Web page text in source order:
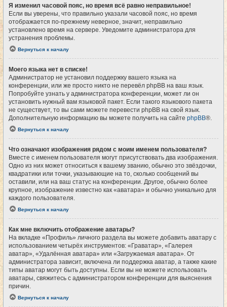
Я изменил часовой пояс, но время всё равно неправильное!
Если вы уверены, что правильно указали часовой пояс, но время
отображается по-прежнему неверное, значит, неправильно
установлено время на сервере. Уведомите администратора для
устранения проблемы.
Вернуться к началу
Моего языка нет в списке!
Администратор не установил поддержку вашего языка на
конференции, или же просто никто не перевёл phpBB на ваш язык.
Попробуйте узнать у администратора конференции, может ли он
установить нужный вам языковой пакет. Если такого языкового пакета
не существует, то вы сами можете перевести phpBB на свой язык.
Дополнительную информацию вы можете получить на сайте phpBB®.
Вернуться к началу
Что означают изображения рядом с моим именем пользователя?
Вместе с именем пользователя могут присутствовать два изображения.
Одно из них может относиться к вашему званию, обычно это звёздочки,
квадратики или точки, указывающие на то, сколько сообщений вы
оставили, или на ваш статус на конференции. Другое, обычно более
крупное, изображение известно как «аватара» и обычно уникально для
каждого пользователя.
Вернуться к началу
Как мне включить отображение аватары?
На вкладке «Профиль» личного раздела вы можете добавить аватару с
использованием четырёх инструментов: «Граватар», «Галерея
аватар», «Удалённая аватара» или «Загружаемая аватара». От
администратора зависит, включена ли поддержка аватар, а также какие
типы аватар могут быть доступны. Если вы не можете использовать
аватары, свяжитесь с администратором конференции для выяснения
причин.
Вернуться к началу